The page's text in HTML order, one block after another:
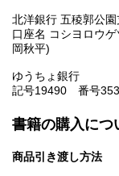
北洋銀行 五稜郭公
口座名 コシヨロウ
岡秋平)
ゆうちょ銀行
記号19490 番号
書籍の購入につ
商品引き渡し方法